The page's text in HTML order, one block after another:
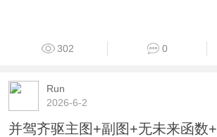
302 0
Run
2026-6-2
并驾齐驱主图+副图+无未来函数